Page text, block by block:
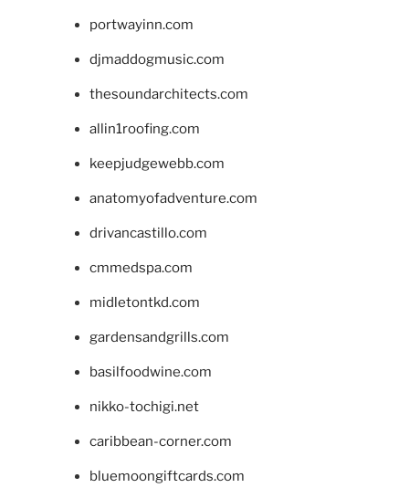
portwayinn.com
djmaddogmusic.com
thesoundarchitects.com
allin1roofing.com
keepjudgewebb.com
anatomyofadventure.com
drivancastillo.com
cmmedspa.com
midletontkd.com
gardensandgrills.com
basilfoodwine.com
nikko-tochigi.net
caribbean-corner.com
bluemoongiftcards.com